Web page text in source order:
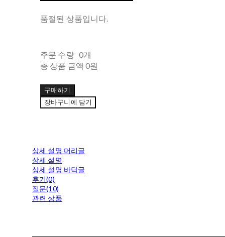
품절된 상품입니다.
주문 수량 0개
총 상품 금액 0원
구매하기
장바구니에 담기
상세 설명 머리글
상세 설명
상세 설명 바닥글
후기(0)
질문(10)
관련 상품